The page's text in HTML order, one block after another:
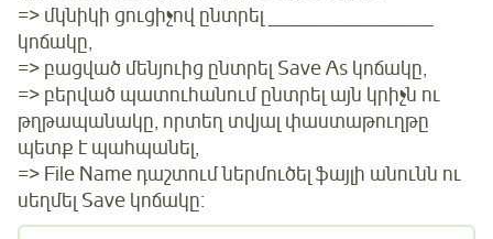
=> մկնիկի ցուցիչով ընտրել _______________
կոճակը,
=> բացված մենյուից ընտրել Save As կոճակը,
=> բերված պատուհանում ընտրել այն կրիչն ու
թղթապանակը, որտեղ տվյալ փաստաթուղթը
պետք է պահպանել,
=> File Name դաշտում ներմուծել ֆայլի անունն ու
սեղմել Save կոճակը։